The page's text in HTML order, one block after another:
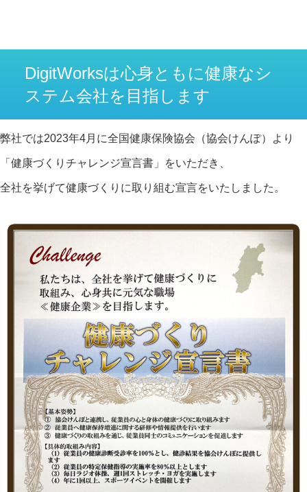
DigitWorksは心身ともに健康なシ
ステム会社を目指します
弊社では2023年4月に全国健康保険協会（協会けんぽ）より
「健康づくりチャレンジ宣言書」をいただき、
全社を挙げて健康づくりに取り組む宣言をいたしました。